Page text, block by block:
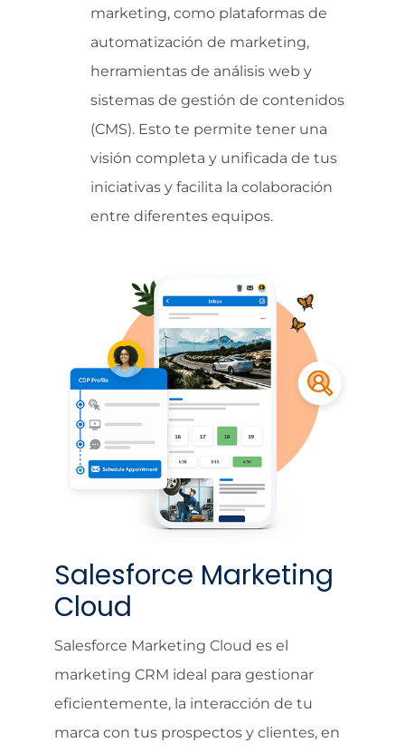
marketing, como plataformas de
automatización de marketing,
herramientas de análisis web y
sistemas de gestión de contenidos
(CMS). Esto te permite tener una
visión completa y unificada de tus
iniciativas y facilita la colaboración
entre diferentes equipos.
Salesforce Marketing
Cloud
Salesforce Marketing Cloud es el
marketing CRM ideal para gestionar
eficientemente, la interacción de tu
marca con tus prospectos y clientes, en